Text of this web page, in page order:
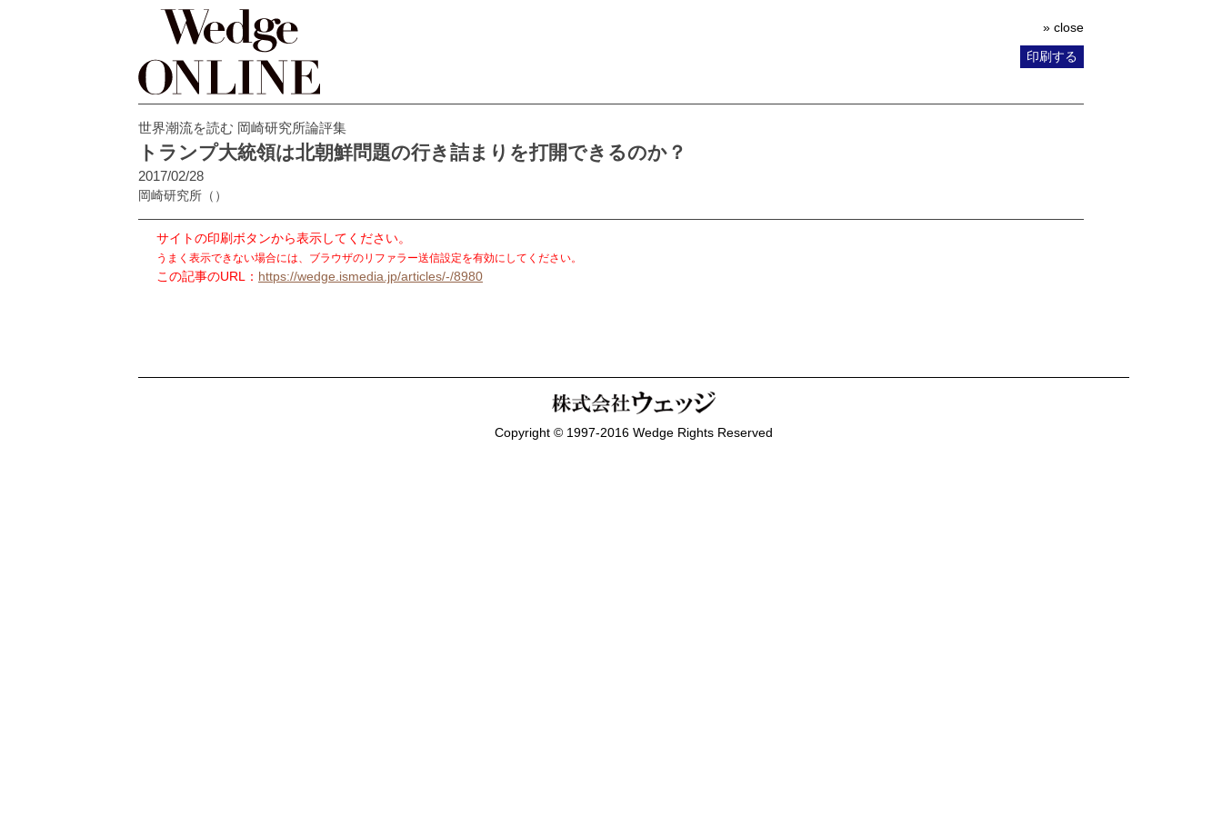
» close
印刷する
世界潮流を読む 岡崎研究所論評集
トランプ大統領は北朝鮮問題の行き詰まりを打開できるのか？
2017/02/28
岡崎研究所 （）
サイトの印刷ボタンから表示してください。
うまく表示できない場合には、ブラウザのリファラー送信設定を有効にしてください。
この記事のURL： https://wedge.ismedia.jp/articles/-/8980
Copyright © 1997-2016 Wedge Rights Reserved